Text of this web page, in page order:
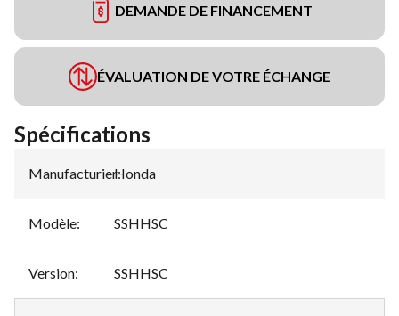
DEMANDE DE FINANCEMENT
ÉVALUATION DE VOTRE ÉCHANGE
Spécifications
Manufacturier:
Honda
Modèle: SSHHSC
Version: SSHHSC